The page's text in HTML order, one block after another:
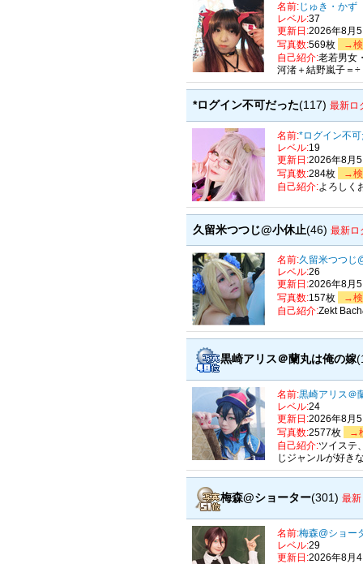
名前:じゅき・かず
レベル:37
更新日:2026年8月
写真数:569枚
→検
自己紹介:老若男女
河渚＋結野嵐子＝
*ログイン不可だった(117) 最新ロ
名前:*ログイン不
レベル:19
更新日:2026年8月
写真数:284枚
→検
自己紹介:よろしく
久留米つつじ@小休止(46) 最新ロ
名前:久留米つつじ
レベル:26
更新日:2026年8月
写真数:157枚
→検
自己紹介:Zekt
黒崎アリス＠蘭丸は俺の嫁
名前:黒崎アリス＠
レベル:24
更新日:2026年8月
写真数:2577枚
→
自己紹介:ツイステ
じジャンルが好き
梅森@ショーター(301) 最
名前:梅森@ショー
レベル:29
更新日:2026年8月